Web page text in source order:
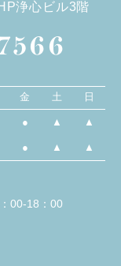
浄心ビル3階
金 土 日
● ▲ ▲
● ▲ ▲
00-18：00